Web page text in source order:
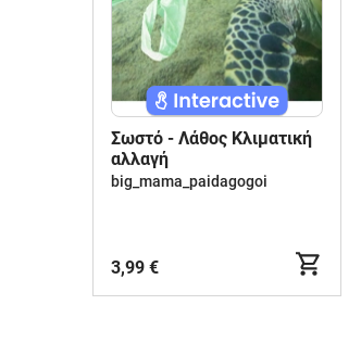
Σωστό - Λάθος Κλιματική
αλλαγή
big_mama_paidagogoi
3,99 €